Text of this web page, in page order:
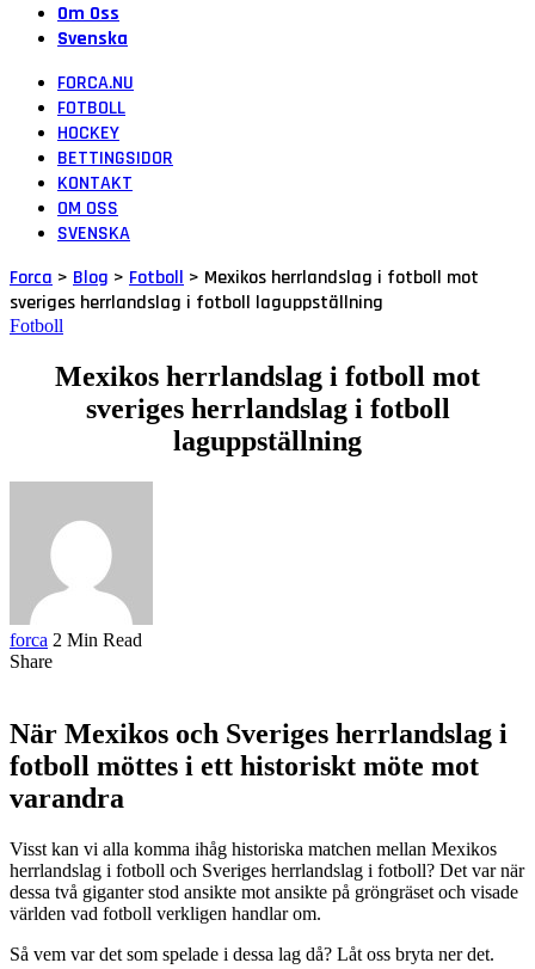
Om Oss
Svenska
FORCA.NU
FOTBOLL
HOCKEY
BETTINGSIDOR
KONTAKT
OM OSS
SVENSKA
Forca > Blog > Fotboll > Mexikos herrlandslag i fotboll mot
sveriges herrlandslag i fotboll laguppställning
Fotboll
Mexikos herrlandslag i fotboll mot
sveriges herrlandslag i fotboll
laguppställning
forca 2 Min Read
Share
När Mexikos och Sveriges herrlandslag i
fotboll möttes i ett historiskt möte mot
varandra
Visst kan vi alla komma ihåg historiska matchen mellan Mexikos
herrlandslag i fotboll och Sveriges herrlandslag i fotboll? Det var när
dessa två giganter stod ansikte mot ansikte på gröngräset och visade
världen vad fotboll verkligen handlar om.
Så vem var det som spelade i dessa lag då? Låt oss bryta ner det.